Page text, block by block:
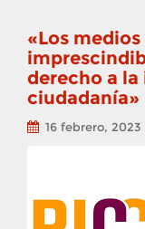
«Los
derecho a
ciudadanía»
16 febrero, 2023